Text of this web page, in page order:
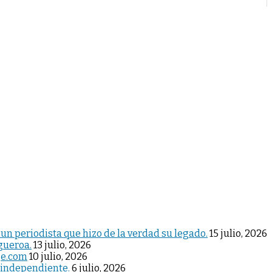
periodista que hizo de la verdad su legado. 15 julio, 2026
13 julio, 2026
10 julio, 2026
6 julio, 2026